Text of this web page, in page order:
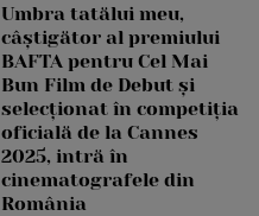
Umbra tatălui meu,
câștigător al premiului
BAFTA pentru Cel Mai
Bun Film de Debut și
selecționat în competiția
oficială de la Cannes
2025, intră în
cinematografele din
România